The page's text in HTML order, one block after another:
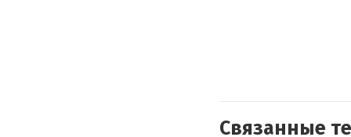
Связанные